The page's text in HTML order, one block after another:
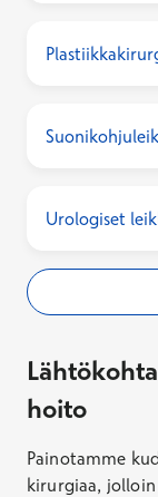
Urologiset
hoito
Painotamme
kirurgiaa,